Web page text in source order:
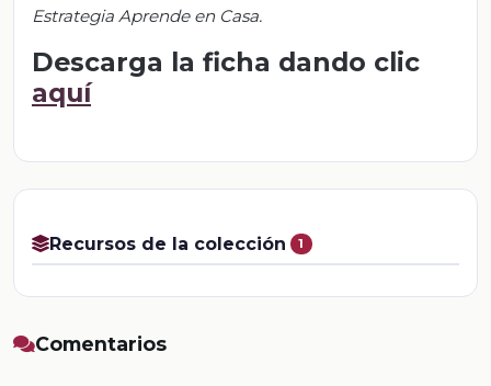
Estrategia Aprende en Casa.
Descarga la ficha dando clic
aquí
Recursos de la colección 1
Comentarios